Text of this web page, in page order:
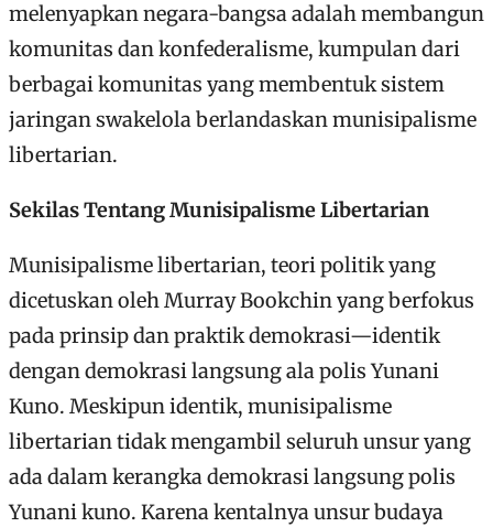
melenyapkan negara-bangsa adalah membangun
komunitas dan konfederalisme, kumpulan dari
berbagai komunitas yang membentuk sistem
jaringan swakelola berlandaskan munisipalisme
libertarian.
Sekilas Tentang Munisipalisme Libertarian
Munisipalisme libertarian, teori politik yang
dicetuskan oleh Murray Bookchin yang berfokus
pada prinsip dan praktik demokrasi—identik
dengan demokrasi langsung ala polis Yunani
Kuno. Meskipun identik, munisipalisme
libertarian tidak mengambil seluruh unsur yang
ada dalam kerangka demokrasi langsung polis
Yunani kuno. Karena kentalnya unsur budaya